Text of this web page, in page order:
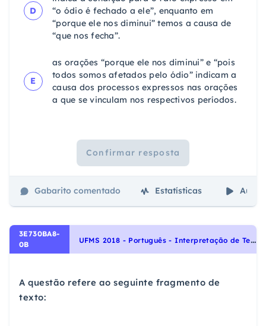
D
“o ódio é fechado a ele”, enquanto em
“porque ele nos diminui” temos a causa de
“que nos fecha”.
E
as orações “porque ele nos diminui” e “pois
todos somos afetados pelo ódio” indicam a
causa dos processos expressos nas orações
a que se vinculam nos respectivos períodos.
Confirmar resposta
Gabarito comentado Estatísticas Aulas
3E730BA8-
0B
U
FMS 2018 - Português - Interpretação de Textos, Pronomes relativos, Pronomes pessoais retos, Pronomes possessivos, Pronomes pessoais oblíquos, Coesão e coerência, Noções Gerais de Compreensão e Interpretação de Texto, Morfologia - Pronomes
A questão refere ao seguinte fragmento de
texto: